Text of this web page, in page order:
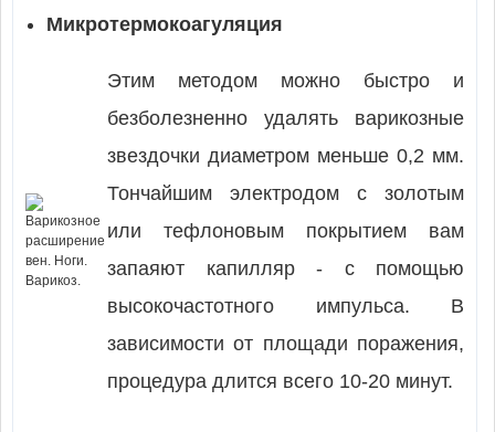
Микротермокоагуляция
Этим методом можно быстро и
безболезненно удалять варикозные
звездочки диаметром меньше 0,2 мм.
Тончайшим электродом с золотым
или тефлоновым покрытием вам
запаяют капилляр - с помощью
высокочастотного импульса. В
зависимости от площади поражения,
процедура длится всего 10-20 минут.